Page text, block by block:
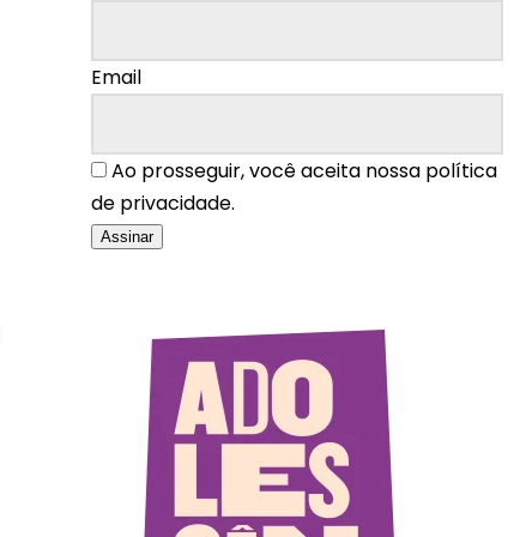
Email
Ao prosseguir, você aceita nossa política
de privacidade.